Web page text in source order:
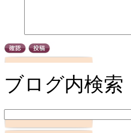
ブログ内検索